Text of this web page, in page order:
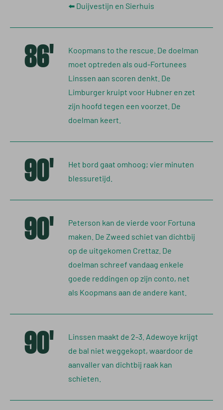
⬅️ Duijvestijn en Sierhuis
86'
Koopmans to the rescue. De doelman
moet optreden als oud-Fortunees
Linssen aan scoren denkt. De
Limburger kruipt voor Hubner en zet
zijn hoofd tegen een voorzet. De
doelman keert.
90'
Het bord gaat omhoog; vier minuten
blessuretijd.
90'
Peterson kan de vierde voor Fortuna
maken. De Zweed schiet van dichtbij
op de uitgekomen Crettaz. De
doelman schreef vandaag enkele
goede reddingen op zijn conto, net
als Koopmans aan de andere kant.
90'
Linssen maakt de 2-3. Adewoye krijgt
de bal niet weggekopt, waardoor de
aanvaller van dichtbij raak kan
schieten.